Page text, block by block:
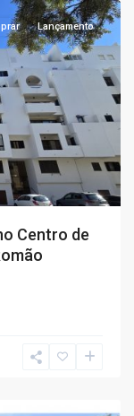
Lançamento
Centro de